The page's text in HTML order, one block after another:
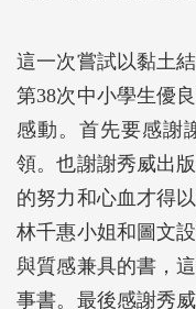
這一次嘗試以黏土
第38次中小學生優
感動。首先要感謝
領。也謝謝秀威出
的努力和心血才得
林千惠小姐和圖文
與質感兼具的書，
事書。最後感謝秀